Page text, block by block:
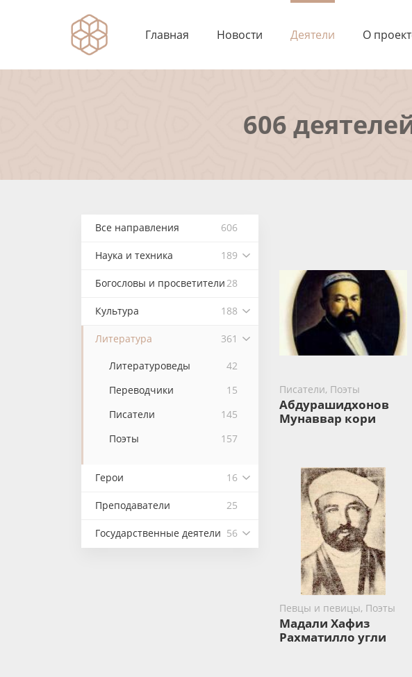
Главная Новости Деятели О
606
Все направления 606
Наука и техника 189
Богословы и просветители28
Культура 188
Литература 361
Литературоведы
42
Переводчики
15
Писатели
145
Поэты
157
Герои 16
Преподаватели 25
Государственные деятели 56
Писатели, Поэты
Абдурашидхонов
Мунаввар кори
Певцы и певицы, Поэты
Мадали Хафиз
Рахматилло угли